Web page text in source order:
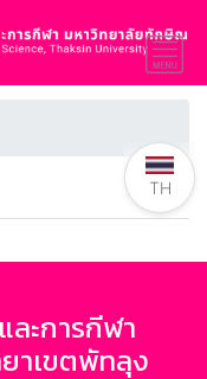
ะการกีฬา
าเขตพัทลุง
TH